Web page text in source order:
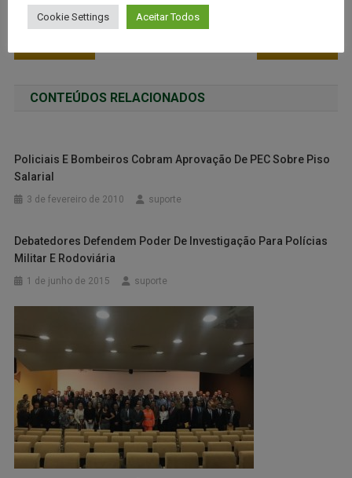
CONTEÚDOS RELACIONADOS
Policiais E Bombeiros Cobram Aprovação De PEC Sobre Piso
Salarial
3 de fevereiro de 2010 suporte
Debatedores Defendem Poder De Investigação Para Polícias
Militar E Rodoviária
1 de junho de 2015 suporte
Cookie Settings Aceitar Todos